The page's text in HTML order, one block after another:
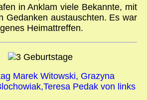
in Anklam viele Bekannte, mit
Gedanken austauschten. Es war
Heimattreffen.
Marek Witowski, Grazyna
Pedak von links